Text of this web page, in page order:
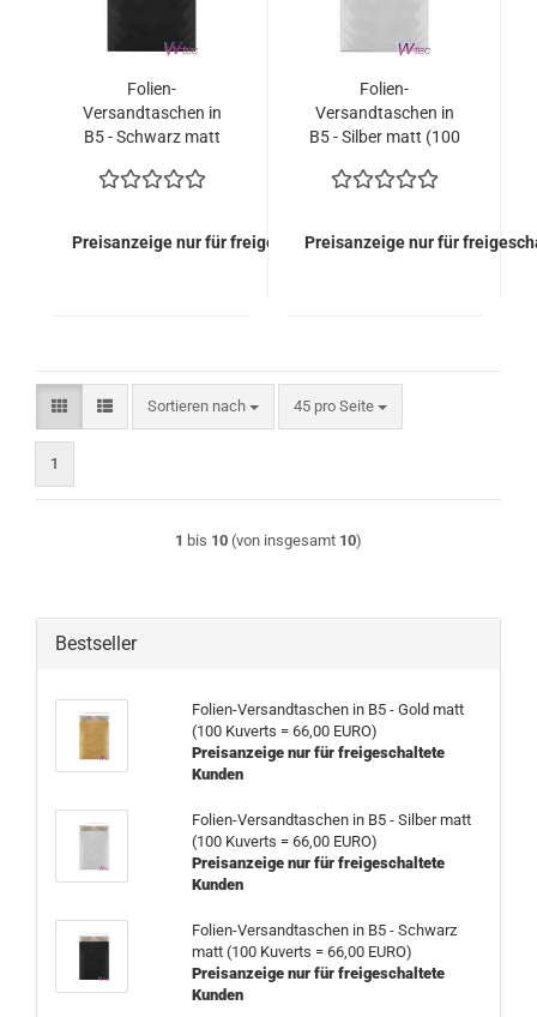
Folien-
Versandtaschen in
B5 - Schwarz matt
EURO)
Preisanzeige nur für freigeschaltete Kunden
Folien-
Versandtaschen in
B5 - Silber matt (100
EURO)
Preisanzeige nur für
Sortieren nach
Sortieren nach 45 pro Seite
pro Seite
1
1 bis 10 (von insgesamt 10)
Bestseller
Folien-Versandtaschen in B5 - Gold matt
(100 Kuverts = 66,00 EURO)
Preisanzeige nur für freigeschaltete
Kunden
Folien-Versandtaschen in B5 - Silber matt
(100 Kuverts = 66,00 EURO)
Preisanzeige nur für freigeschaltete
Kunden
Folien-Versandtaschen in B5 - Schwarz
matt (100 Kuverts = 66,00 EURO)
Preisanzeige nur für freigeschaltete
Kunden